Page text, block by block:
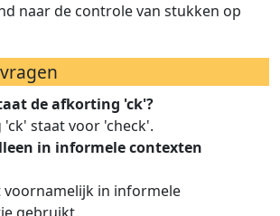
naar de controle van stukken op
de afkorting 'ck'?
staat voor 'check'.
in informele contexten
voornamelijk in informele